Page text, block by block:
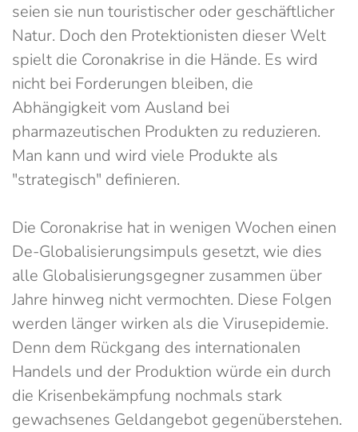
seien sie nun touristischer oder geschäftlicher
Natur. Doch den Protektionisten dieser Welt
spielt die Coronakrise in die Hände. Es wird
nicht bei Forderungen bleiben, die
Abhängigkeit vom Ausland bei
pharmazeutischen Produkten zu reduzieren.
Man kann und wird viele Produkte als
"strategisch" definieren.
Die Coronakrise hat in wenigen Wochen einen
De-Globalisierungsimpuls gesetzt, wie dies
alle Globalisierungsgegner zusammen über
Jahre hinweg nicht vermochten. Diese Folgen
werden länger wirken als die Virusepidemie.
Denn dem Rückgang des internationalen
Handels und der Produktion würde ein durch
die Krisenbekämpfung nochmals stark
gewachsenes Geldangebot gegenüberstehen.